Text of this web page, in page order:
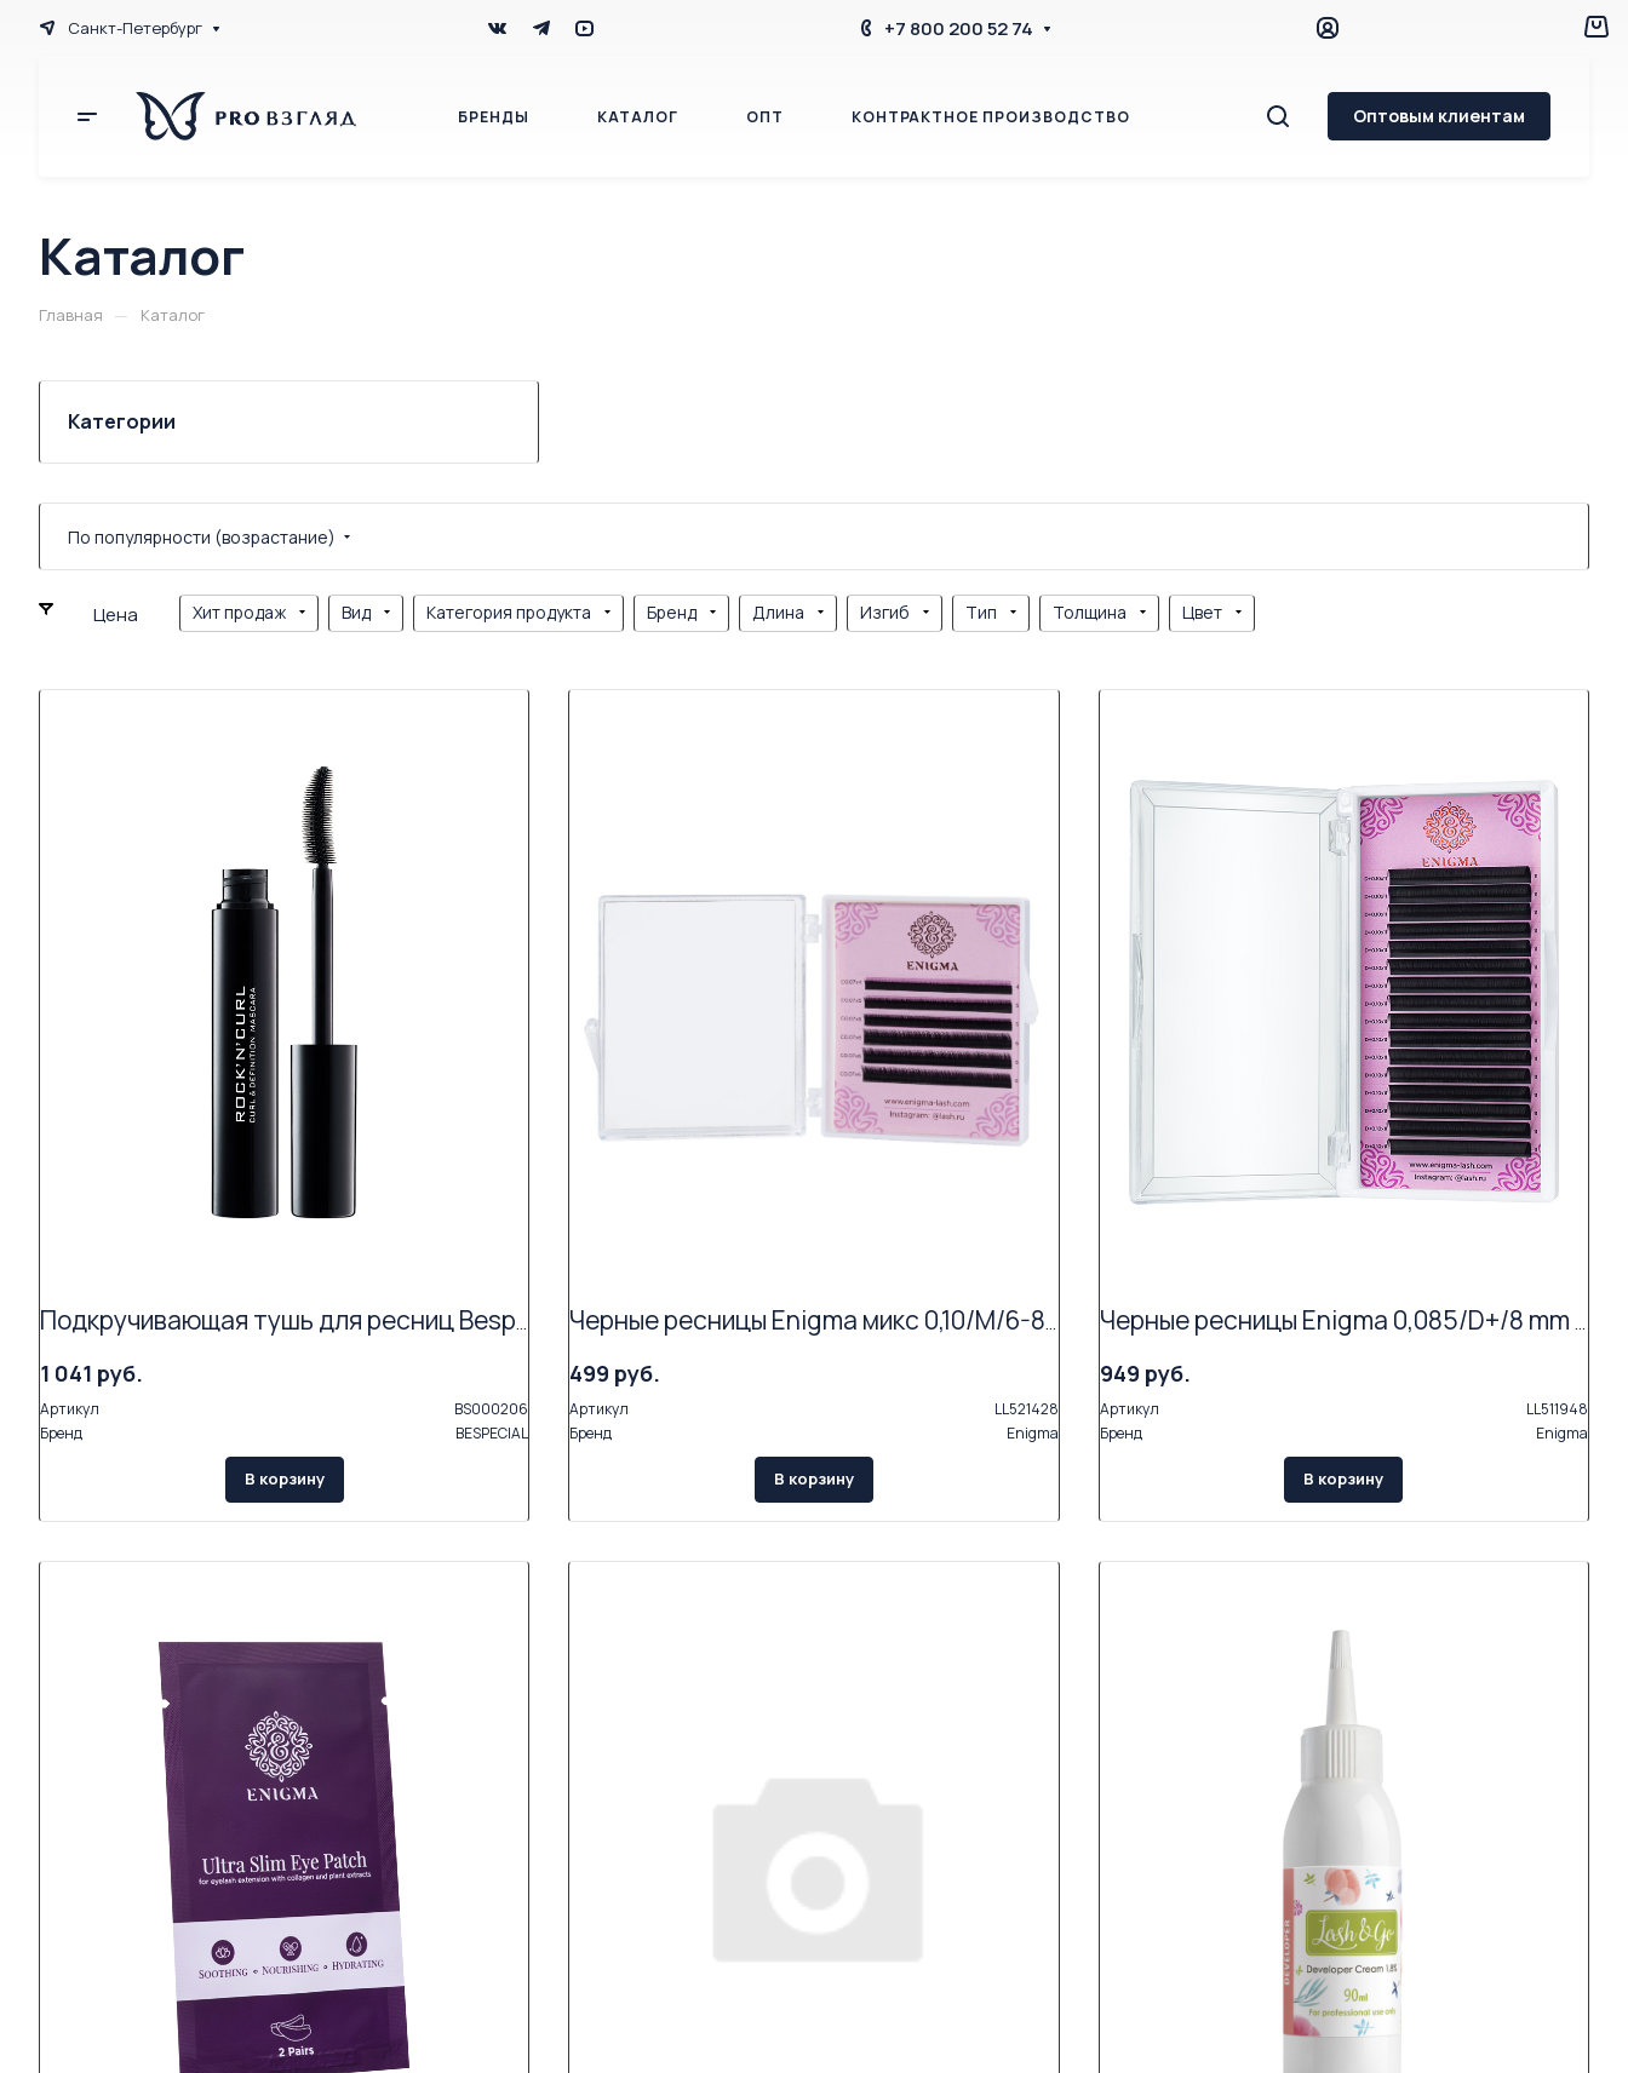
Санкт-Петербург +7 800 200 52 74
БРЕНДЫ КАТАЛОГ ОПТ КОНТРАКТНОЕ ПРОИЗВОДСТВО Оптовым клиентам
Каталог
Главная — Каталог
Категории
По популярности (возрастание)
Цена Хит продаж Вид Категория продукта Бренд Длина Изгиб Тип Толщина Цвет
Подкручивающая тушь для ресниц Bespecial «ROCK'N'CURL» (цвет coal black 01)
1 041 руб.
Артикул
BS000206
Бренд
BESPECIAL
В корзину
Черные ресницы Enigma микс 0,10/M/6-8 mm (6 линий)
499 руб.
Артикул
LL521428
Бренд
Enigma
В корзину
Черные ресницы Enigma 0,085/D+/8 mm + (16 линий)
949 руб.
Артикул
LL511948
Бренд
Enigma
В корзину